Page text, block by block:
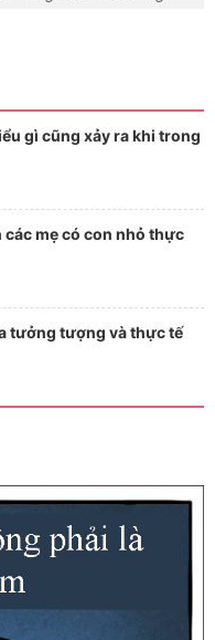
gì cũng xảy ra khi trong
mẹ có con nhỏ thực
tưởng tượng và thực tế